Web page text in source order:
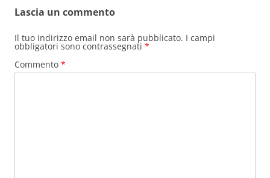
Lascia un commento
Il tuo indirizzo email non sarà pubblicato. I campi
obbligatori sono contrassegnati *
Commento *